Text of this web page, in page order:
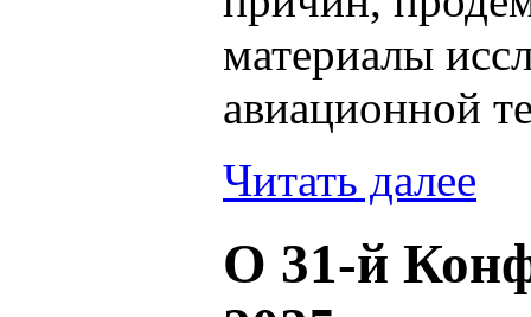
материалы
авиационной
Читать далее
О 31-й